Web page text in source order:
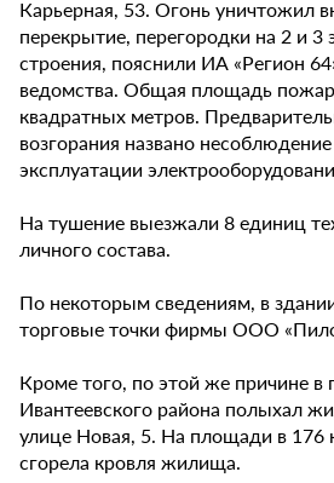
Карьерная, 53. Огонь уничтожил
перекрытие, перегородки на 2 и
строения, пояснили ИА «Регион
ведомства. Общая площадь
квадратных метров.
возгорания названо
эксплуатации
На тушение выезжали 8 единиц
личного состава.
По некоторым сведениям, в
торговые точки фирмы ООО
Кроме того, по этой же причине в
Ивантеевского района полыхал
улице Новая, 5. На площади в 176
сгорела кровля жилища.